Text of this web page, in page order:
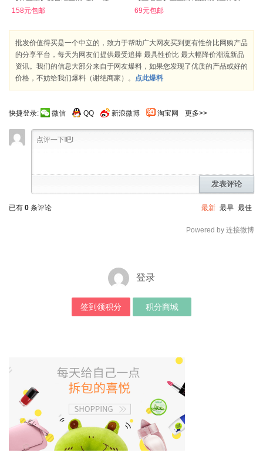
158元包邮
69元包邮
批发价值得买是一个中立的，致力于帮助广大网友买到更有性价比网购产品
的分享平台，每天为网友们提供最受追捧 最具性价比 最大幅降价潮流新品
资讯。我们的信息大部分来自于网友爆料，如果您发现了优质的产品或好的
价格，不妨给我们爆料（谢绝商家）。
点此爆料
快捷登录: 微信 QQ 新浪微博 淘宝网 更多>>
发表评论
已有 0 条评论 最新 最早 最佳
Powered by 连接微博
登录
签到领积分 积分商城